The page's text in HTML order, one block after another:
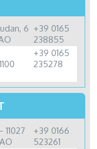
6 +39 0165
238855
+39 0165
235278
+39 0166
523261